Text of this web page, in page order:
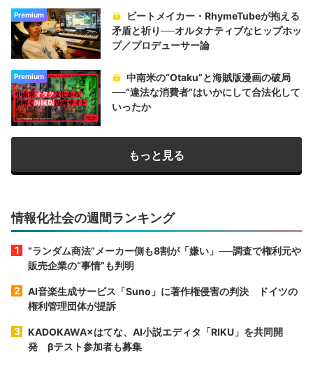
Premium
ビートメイカー・RhymeTubeが抱える
矛盾と祈り──オルタナティブなヒップホッ
プ／プロデューサー論
Premium
中南米の“Otaku”と海賊版漫画の破局
──“違法な消費者”はいかにして合法化して
いったか
もっと見る
情報化社会の週間ランキング
“ランダム商法”メーカー側も8割が「嫌い」──調査で権利元や
販売企業の“事情”も判明
AI音楽生成サービス「Suno」に著作権侵害の判決 ドイツの
権利管理団体が提訴
KADOKAWA×はてな、AI小説エディタ「RIKU」を共同開
発 βテスト参加者も募集